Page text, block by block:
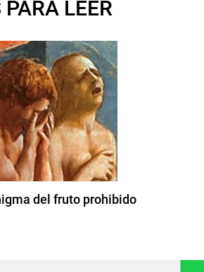
LEER
del fruto prohibido